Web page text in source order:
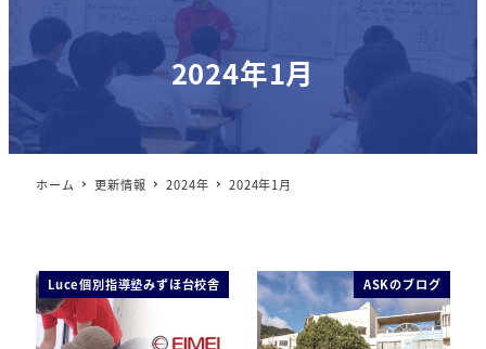
2024年1月
ホーム 更新情報 2024年 2024年1月
Luce個別指導塾みずほ台校舎 ASKのブログ